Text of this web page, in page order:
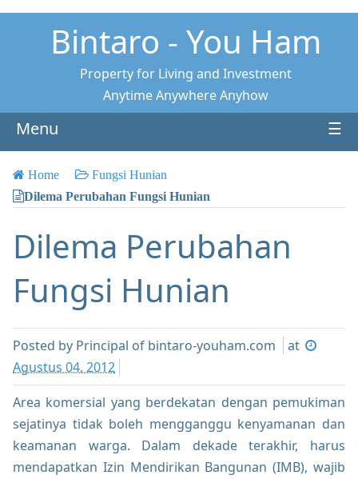
Bintaro - You Ham
Property for Living and Investment
Anytime Anywhere Anyhow
Menu ☰
Home
Fungsi Hunian
Dilema Perubahan Fungsi Hunian
Dilema Perubahan
Fungsi Hunian
Posted by Principal of bintaro-youham.com
at
Agustus 04, 2012
Area komersial yang berdekatan dengan pemukiman
sejatinya tidak boleh mengganggu kenyamanan dan
keamanan warga. Dalam dekade terakhir, harus
mendapatkan Izin Mendirikan Bangunan (IMB), wajib